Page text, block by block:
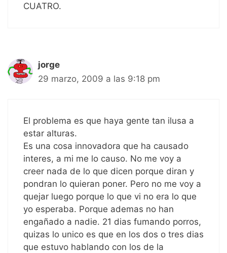
CUATRO.
jorge
29 marzo, 2009 a las 9:18 pm
El problema es que haya gente tan ilusa a
estar alturas.
Es una cosa innovadora que ha causado
interes, a mi me lo causo. No me voy a
creer nada de lo que dicen porque diran y
pondran lo quieran poner. Pero no me voy a
quejar luego porque lo que vi no era lo que
yo esperaba. Porque ademas no han
engañado a nadie. 21 dias fumando porros,
quizas lo unico es que en los dos o tres dias
que estuvo hablando con los de la